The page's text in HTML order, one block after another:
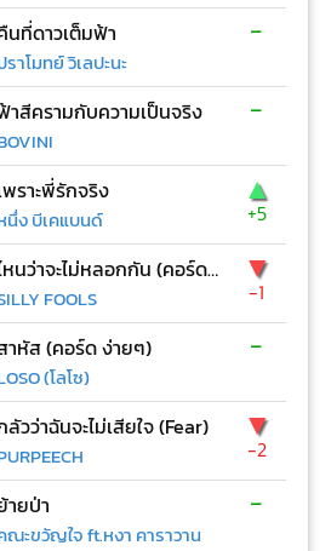
นที่ดาวเต็มฟ้า
ราโมทย์ วิเลปะนะ
-
าสีครามกับความเป็นจริง -
พราะพี่รักจริง
นึ่ง บีเคแบนด์
▲
+5
ไหนว่าจะไม่หลอกกัน (คอร์ด ง่ายๆ)
FOOLS
▼
-1
าหัส (คอร์ด ง่ายๆ)
(โลโซ)
-
ลัวว่าฉันจะไม่เสียใจ (Fear) ▼
-2
ายป่า
ณะขวัญใจ ft.หงา คาราวาน
-